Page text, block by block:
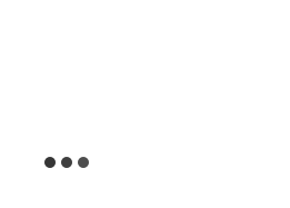
Купити стіл у стилі лофт